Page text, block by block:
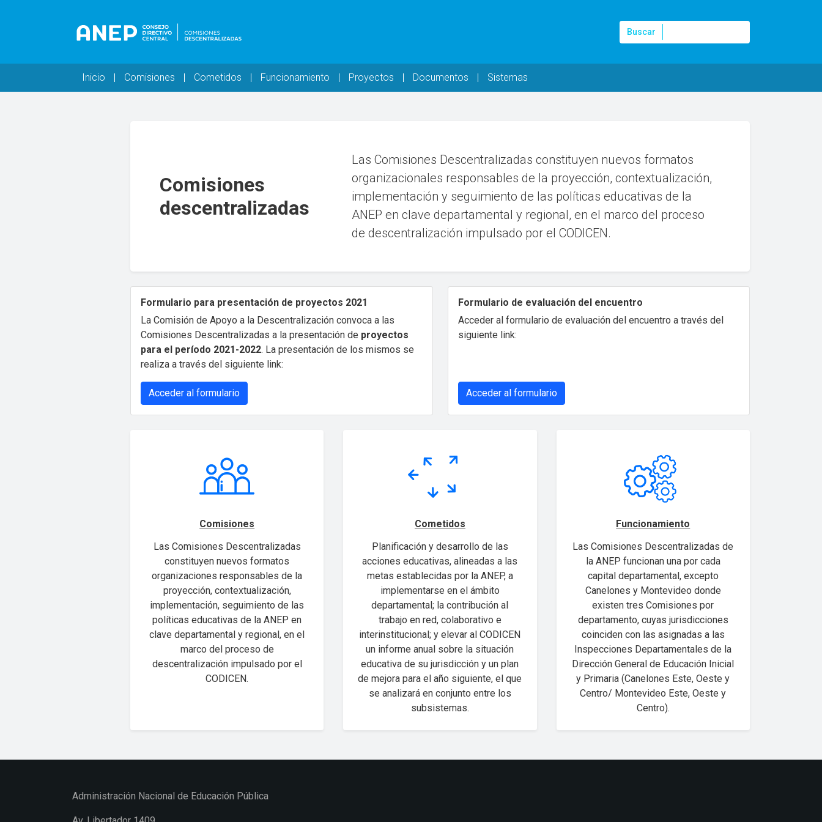
Buscar
Buscar
Navegación principal
Inicio Comisiones Cometidos Funcionamiento Proyectos Documentos Sistemas
Comisiones
descentralizadas
Las Comisiones Descentralizadas constituyen nuevos formatos
organizacionales responsables de la proyección, contextualización,
implementación y seguimiento de las políticas educativas de la
ANEP en clave departamental y regional, en el marco del proceso
de descentralización impulsado por el CODICEN.
Formulario para presentación de proyectos 2021
La Comisión de Apoyo a la Descentralización convoca a las
Comisiones Descentralizadas a la presentación de proyectos
para el período 2021-2022. La presentación de los mismos se
realiza a través del siguiente link:
Acceder al formulario
Formulario de evaluación del encuentro
Acceder al formulario de evaluación del encuentro a través del
siguiente link:
Acceder al formulario
Comisiones
Las Comisiones Descentralizadas
constituyen nuevos formatos
organizaciones responsables de la
proyección, contextualización,
implementación, seguimiento de las
políticas educativas de la ANEP en
clave departamental y regional, en el
marco del proceso de
descentralización impulsado por el
CODICEN.
Cometidos
Planificación y desarrollo de las
acciones educativas, alineadas a las
metas establecidas por la ANEP, a
implementarse en el ámbito
departamental; la contribución al
trabajo en red, colaborativo e
interinstitucional; y elevar al CODICEN
un informe anual sobre la situación
educativa de su jurisdicción y un plan
de mejora para el año siguiente, el que
se analizará en conjunto entre los
subsistemas.
Funcionamiento
Las Comisiones Descentralizadas de
la ANEP funcionan una por cada
capital departamental, excepto
Canelones y Montevideo donde
existen tres Comisiones por
departamento, cuyas jurisdicciones
coinciden con las asignadas a las
Inspecciones Departamentales de la
Dirección General de Educación Inicial
y Primaria (Canelones Este, Oeste y
Centro/ Montevideo Este, Oeste y
Centro).
Administración Nacional de Educación Pública